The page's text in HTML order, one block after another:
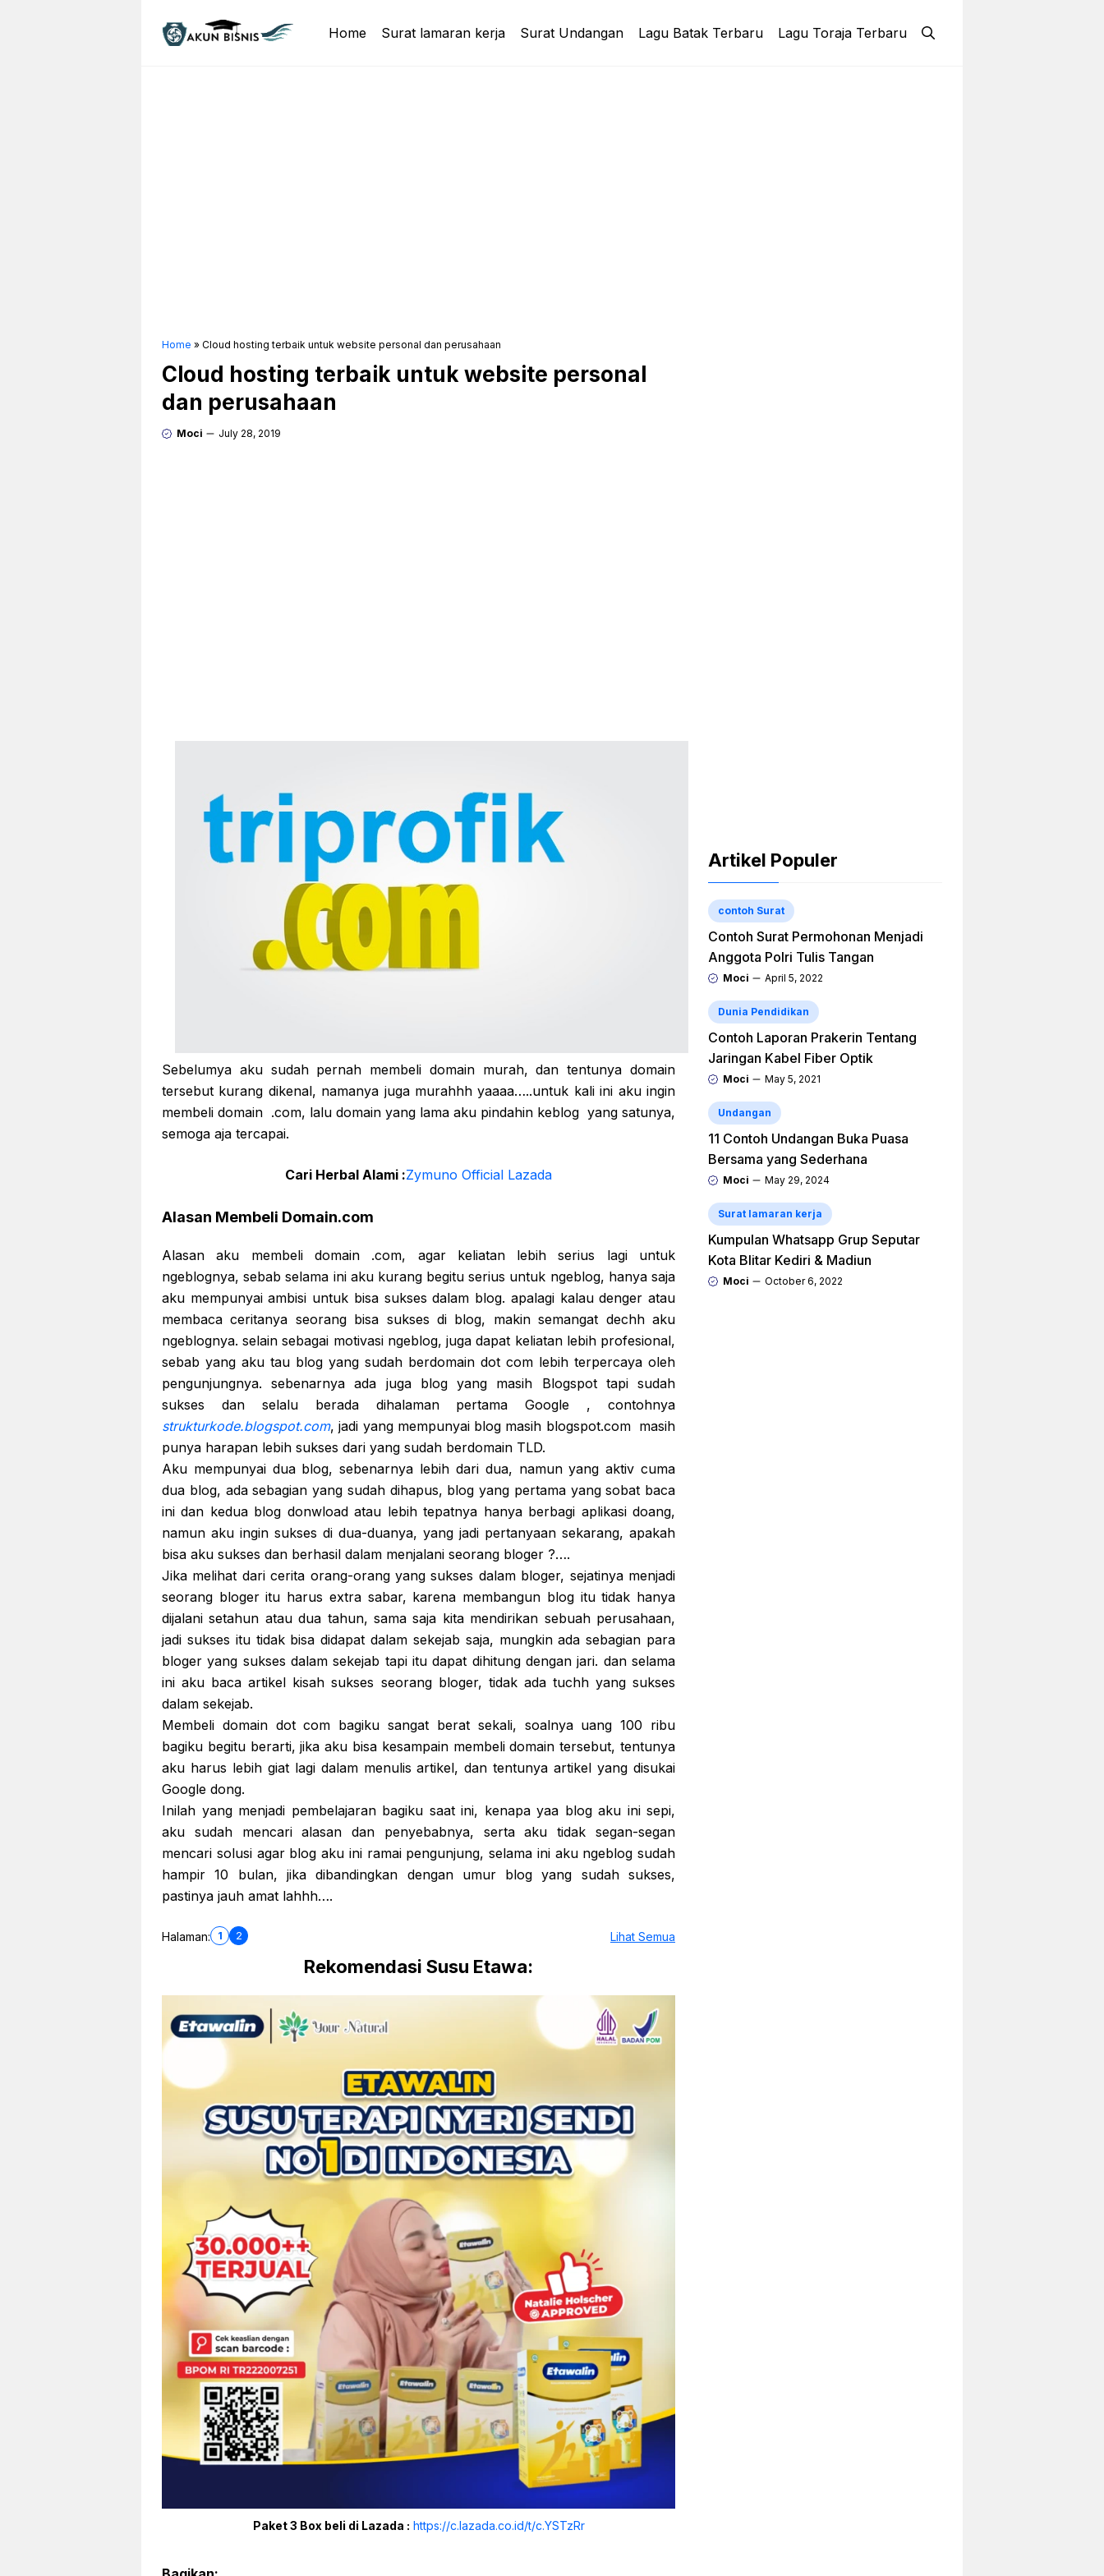
Home Surat lamaran kerja Surat Undangan Lagu Batak Terbaru Lagu Toraja Terbaru
Home » Cloud hosting terbaik untuk website personal dan perusahaan
Cloud hosting terbaik untuk website personal
dan perusahaan
Moci July 28, 2019
Sebelumya aku sudah pernah membeli domain murah, dan tentunya domain
tersebut kurang dikenal, namanya juga murahhh yaaaa…..untuk kali ini aku ingin
membeli domain .com, lalu domain yang lama aku pindahin keblog yang satunya,
semoga aja tercapai.
Cari Herbal Alami :Zymuno Official Lazada
Alasan Membeli Domain.com
Alasan aku membeli domain .com, agar keliatan lebih serius lagi untuk
ngeblognya, sebab selama ini aku kurang begitu serius untuk ngeblog, hanya saja
aku mempunyai ambisi untuk bisa sukses dalam blog. apalagi kalau denger atau
membaca ceritanya seorang bisa sukses di blog, makin semangat dechh aku
ngeblognya. selain sebagai motivasi ngeblog, juga dapat keliatan lebih profesional,
sebab yang aku tau blog yang sudah berdomain dot com lebih terpercaya oleh
pengunjungnya. sebenarnya ada juga blog yang masih Blogspot tapi sudah
sukses dan selalu berada dihalaman pertama Google , contohnya
strukturkode.blogspot.com, jadi yang mempunyai blog masih blogspot.com masih
punya harapan lebih sukses dari yang sudah berdomain TLD.
Aku mempunyai dua blog, sebenarnya lebih dari dua, namun yang aktiv cuma
dua blog, ada sebagian yang sudah dihapus, blog yang pertama yang sobat baca
ini dan kedua blog donwload atau lebih tepatnya hanya berbagi aplikasi doang,
namun aku ingin sukses di dua-duanya, yang jadi pertanyaan sekarang, apakah
bisa aku sukses dan berhasil dalam menjalani seorang bloger ?….
Jika melihat dari cerita orang-orang yang sukses dalam bloger, sejatinya menjadi
seorang bloger itu harus extra sabar, karena membangun blog itu tidak hanya
dijalani setahun atau dua tahun, sama saja kita mendirikan sebuah perusahaan,
jadi sukses itu tidak bisa didapat dalam sekejab saja, mungkin ada sebagian para
bloger yang sukses dalam sekejab tapi itu dapat dihitung dengan jari. dan selama
ini aku baca artikel kisah sukses seorang bloger, tidak ada tuchh yang sukses
dalam sekejab.
Membeli domain dot com bagiku sangat berat sekali, soalnya uang 100 ribu
bagiku begitu berarti, jika aku bisa kesampain membeli domain tersebut, tentunya
aku harus lebih giat lagi dalam menulis artikel, dan tentunya artikel yang disukai
Google dong.
Inilah yang menjadi pembelajaran bagiku saat ini, kenapa yaa blog aku ini sepi,
aku sudah mencari alasan dan penyebabnya, serta aku tidak segan-segan
mencari solusi agar blog aku ini ramai pengunjung, selama ini aku ngeblog sudah
hampir 10 bulan, jika dibandingkan dengan umur blog yang sudah sukses,
pastinya jauh amat lahhh….
Halaman: 1 2 Lihat Semua
Rekomendasi Susu Etawa:
Paket 3 Box beli di Lazada : https://c.lazada.co.id/t/c.YSTzRr
Artikel Populer
contoh Surat
Contoh Surat Permohonan Menjadi
Anggota Polri Tulis Tangan
Moci April 5, 2022
Dunia Pendidikan
Contoh Laporan Prakerin Tentang
Jaringan Kabel Fiber Optik
Moci May 5, 2021
Undangan
11 Contoh Undangan Buka Puasa
Bersama yang Sederhana
Moci May 29, 2024
Surat lamaran kerja
Kumpulan Whatsapp Grup Seputar
Kota Blitar Kediri & Madiun
Moci October 6, 2022